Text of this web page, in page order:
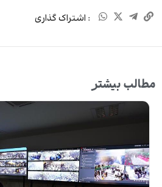
: اشتراک گذاری
مطالب بیشتر